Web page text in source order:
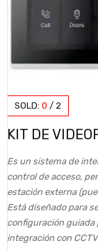
SOLD: 0 / 2
KIT DE
Es un sistema de
control de acceso,
estación externa
Está diseñado para
configuración guiada
integración con